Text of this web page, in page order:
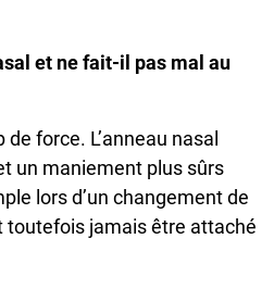
et ne fait-il pas mal au
force. L’anneau nasal
un maniement plus sûrs
lors d’un changement de
toutefois jamais être attaché